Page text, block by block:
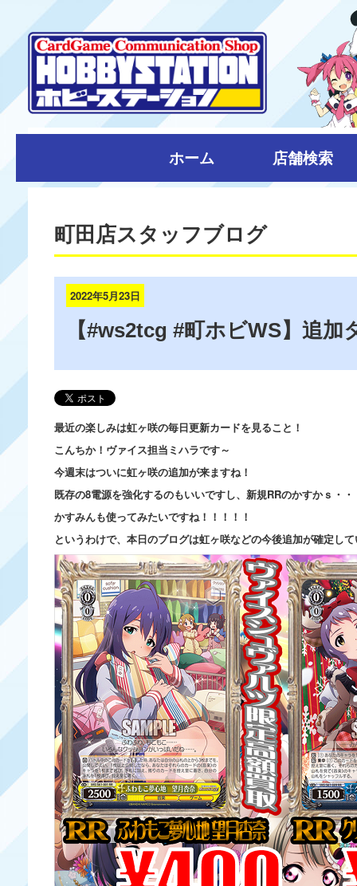
ホーム 店舗検索
町田店スタッフブログ
2022年5月23日
【#ws2tcg #町ホビWS】追加
最近の楽しみは虹ヶ咲の毎日更新カードを見ること！
こんちか！ヴァイス担当ミハラです～
今週末はついに虹ヶ咲の追加が来ますね！
既存の8電源を強化するのもいいですし、新規RRのかすかｓ・・
かすみんも使ってみたいですね！！！！！
というわけで、本日のブログは虹ヶ咲などの今後追加が確定し